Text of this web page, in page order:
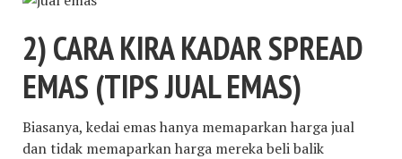
2) CARA KIRA KADAR SPREAD
EMAS (TIPS JUAL EMAS)
Biasanya, kedai emas hanya memaparkan harga jual
dan tidak memaparkan harga mereka beli balik